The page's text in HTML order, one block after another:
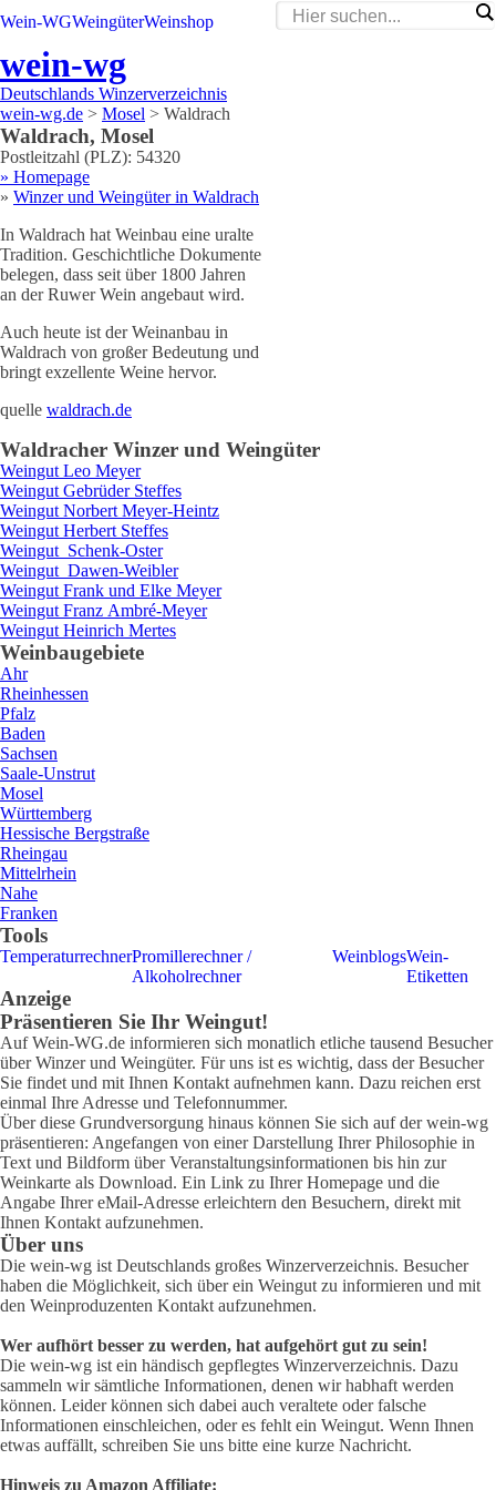
Wein-WGWeingüterWeinshop
wein-wg
Deutschlands Winzerverzeichnis
wein-wg.de > Mosel > Waldrach
Waldrach, Mosel
Postleitzahl (PLZ): 54320
» Homepage
» Winzer und Weingüter in Waldrach
In Waldrach hat Weinbau eine uralte
Tradition. Geschichtliche Dokumente
belegen, dass seit über 1800 Jahren
an der Ruwer Wein angebaut wird.
Auch heute ist der Weinanbau in
Waldrach von großer Bedeutung und
bringt exzellente Weine hervor.
quelle waldrach.de
Waldracher Winzer und Weingüter
Weingut Leo Meyer
Weingut Gebrüder Steffes
Weingut Norbert Meyer-Heintz
Weingut Herbert Steffes
Weingut Schenk-Oster
Weingut Dawen-Weibler
Weingut Frank und Elke Meyer
Weingut Franz Ambré-Meyer
Weingut Heinrich Mertes
Weinbaugebiete
Ahr
Rheinhessen
Pfalz
Baden
Sachsen
Saale-Unstrut
Mosel
Württemberg
Hessische Bergstraße
Rheingau
Mittelrhein
Nahe
Franken
Tools
TemperaturrechnerPromillerechner /
Alkoholrechner
WeinblogsWein-
Etiketten
Anzeige
Präsentieren Sie Ihr Weingut!
Auf Wein-WG.de informieren sich monatlich etliche tausend Besucher
über Winzer und Weingüter. Für uns ist es wichtig, dass der Besucher
Sie findet und mit Ihnen Kontakt aufnehmen kann. Dazu reichen erst
einmal Ihre Adresse und Telefonnummer.
Über diese Grundversorgung hinaus können Sie sich auf der wein-wg
präsentieren: Angefangen von einer Darstellung Ihrer Philosophie in
Text und Bildform über Veranstaltungsinformationen bis hin zur
Weinkarte als Download. Ein Link zu Ihrer Homepage und die
Angabe Ihrer eMail-Adresse erleichtern den Besuchern, direkt mit
Ihnen Kontakt aufzunehmen.
Über uns
Die wein-wg ist Deutschlands großes Winzerverzeichnis. Besucher
haben die Möglichkeit, sich über ein Weingut zu informieren und mit
den Weinproduzenten Kontakt aufzunehmen.
Wer aufhört besser zu werden, hat aufgehört gut zu sein!
Die wein-wg ist ein händisch gepflegtes Winzerverzeichnis. Dazu
sammeln wir sämtliche Informationen, denen wir habhaft werden
können. Leider können sich dabei auch veraltete oder falsche
Informationen einschleichen, oder es fehlt ein Weingut. Wenn Ihnen
etwas auffällt, schreiben Sie uns bitte eine kurze Nachricht.
Hinweis zu Amazon Affiliate: